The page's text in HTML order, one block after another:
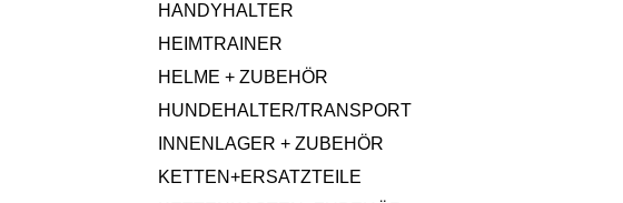
HANDYHALTER
HEIMTRAINER
HELME + ZUBEHÖR
HUNDEHALTER/TRANSPORT
INNENLAGER + ZUBEHÖR
KETTEN+ERSATZTEILE